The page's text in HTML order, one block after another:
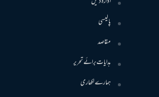
پالیسی
مقاصد
ہدایات برائے تحریر
ہمارے لکھاری